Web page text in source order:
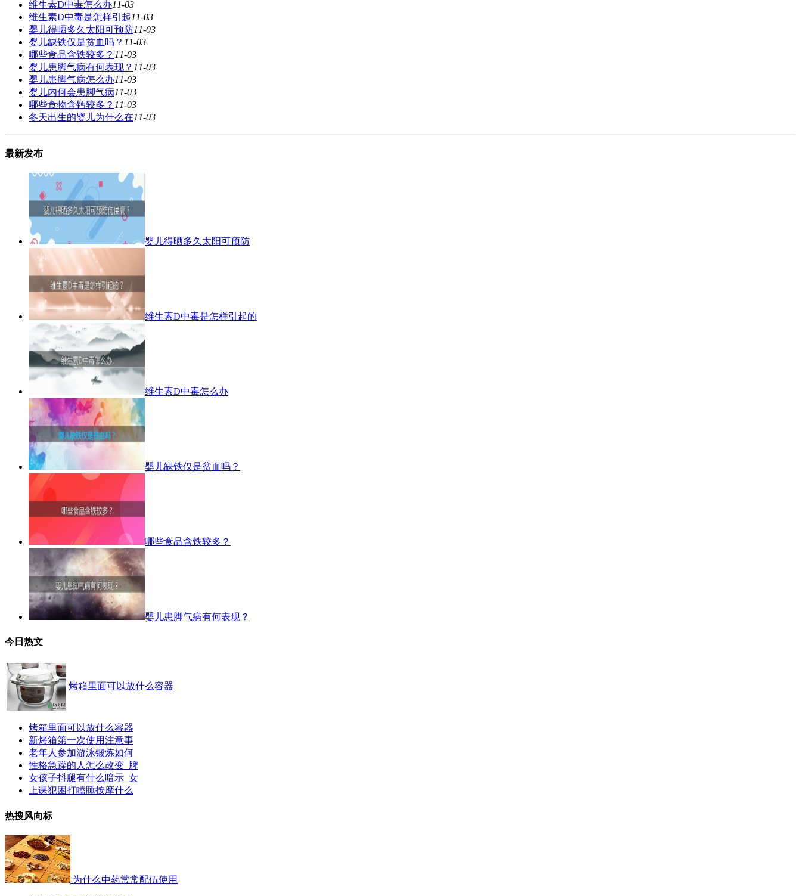
维生素D中毒怎么办11-03
维生素D中毒是怎样引起11-03
婴儿得晒多久太阳可预防11-03
婴儿缺铁仅是贫血吗？ 11-03
哪些食品含铁较多？ 11-03
婴儿患脚气病有何表现？ 11-03
婴儿患脚气病怎么办11-03
婴儿内何会患脚气病11-03
哪些食物含钙较多？ 11-03
冬天出生的婴儿为什么在11-03
最新发布
婴儿得晒多久太阳可预防
维生素D中毒是怎样引起的
维生素D中毒怎么办
婴儿缺铁仅是贫血吗？
哪些食品含铁较多？
婴儿患脚气病有何表现？
今日热文
烤箱里面可以放什么容器
烤箱里面可以放什么容器
新烤箱第一次使用注意事
老年人参加游泳锻炼如何
性格急躁的人怎么改变_脾
女孩子抖腿有什么暗示_女
上课犯困打瞌睡按摩什么
热搜风向标
为什么中药常常配伍使用